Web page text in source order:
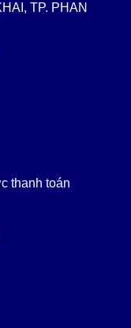
TP. PHAN
thanh toán